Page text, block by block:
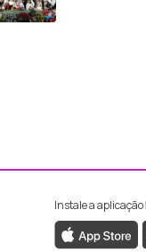
da RTP
da RTP
Instale a aplicação